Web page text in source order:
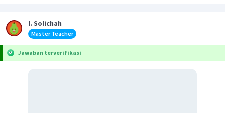
I. Solichah
Master Teacher
Jawaban terverifikasi